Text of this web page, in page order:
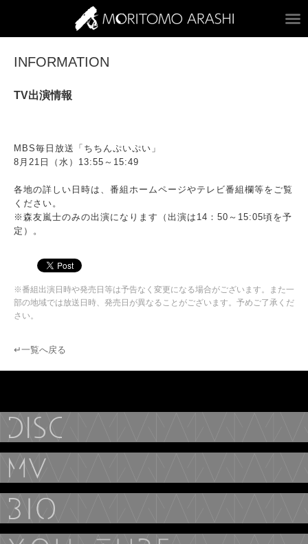
INFORMATION
TV出演情報
MBS毎日放送「ちちんぷいぷい」
8月21日（水）13:55～15:49
各地の詳しい日時は、番組ホームページやテレビ番組欄等をご覧
ください。
※森友嵐士のみの出演になります（出演は14：50～15:05頃を予
定）。
※番組出演日時や発売日等は予告なく変更になる場合がございます。また一
部の地域では放送日時、発売日が異なることがございます。予めご了承くだ
さい。
↵一覧へ戻る